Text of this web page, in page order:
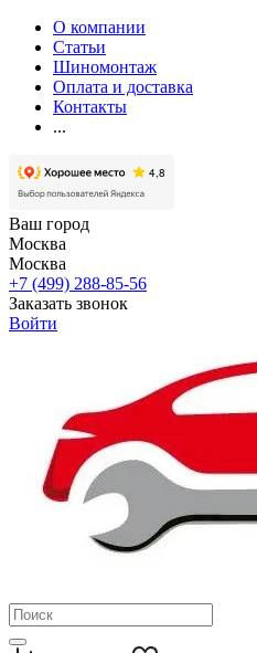
О компании
Статьи
Шиномонтаж
Оплата и доставка
Контакты
...
Ваш город
Москва
Москва
+7 (499) 288-85-56
Заказать звонок
Войти